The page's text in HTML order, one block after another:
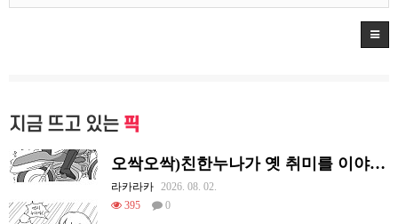
지금 뜨고 있는 픽
오싹오싹)친한누나가 옛 취미를 이야기하는 만화.manhwa
라카라카
2026. 08. 02.
395
0